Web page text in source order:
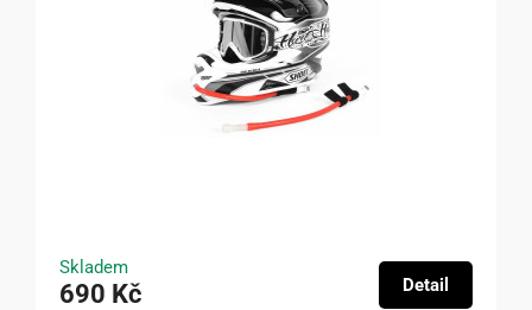
Skladem
690 Kč Detail